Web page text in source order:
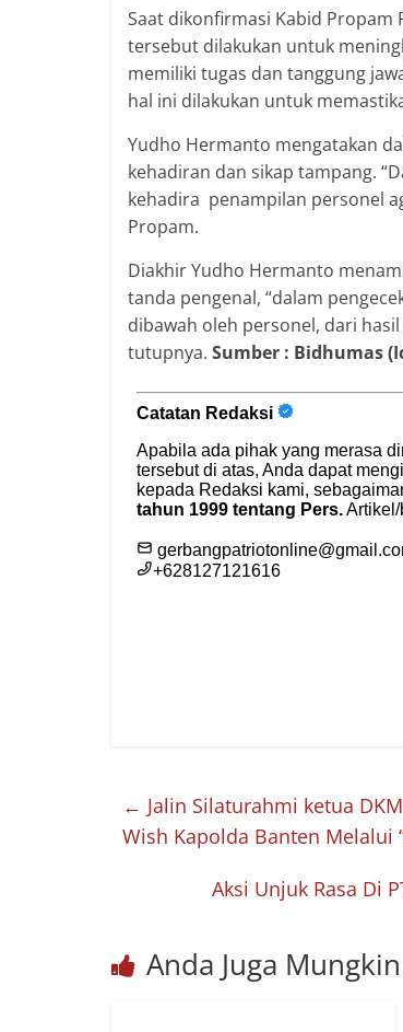
Saat dikonfirmasi Kabid Propam
tersebut dilakukan untuk
memiliki tugas dan tanggung
hal ini dilakukan untuk
Yudho Hermanto mengatakan
kehadiran dan sikap tampang.
kehadira penampilan personel
Propam.
Diakhir Yudho Hermanto
tanda pengenal, “dalam
dibawah oleh personel, dari
tutupnya. Sumber : Bidhumas
← Jalin Silaturahmi ketua
Wish Kapolda Banten Melalui
Aksi Unjuk Rasa Di
Anda Juga